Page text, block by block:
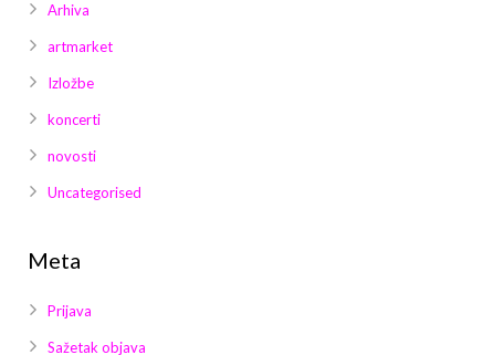
Arhiva
artmarket
Izložbe
koncerti
novosti
Uncategorised
Meta
Prijava
Sažetak objava